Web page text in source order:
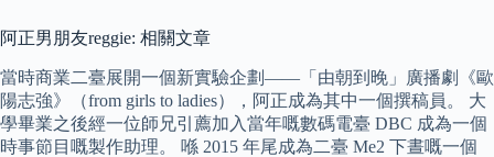
阿正男朋友reggie: 相關文章
當時商業二臺展開一個新實驗企劃——「由朝到晚」廣播劇《歐
陽志強》（from girls to ladies），阿正成為其中一個撰稿員。 大
學畢業之後經一位師兄引薦加入當年嘅數碼電臺 DBC 成為一個
時事節目嘅製作助理。 喺 2015 年尾成為二臺 Me2 下晝嘅一個